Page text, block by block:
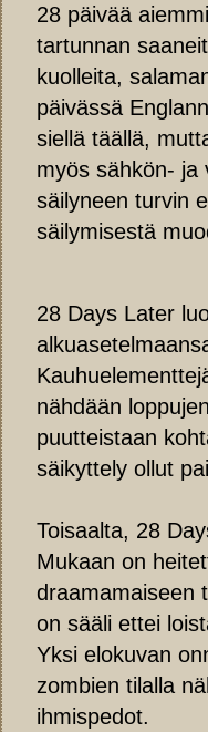
28 päivää
tartunnan
kuolleita,
päivässä
siellä täällä,
myös sähkön- ja
säilyneen turvin
säilymisestä
28 Days Later
nähdään
puutteistaan
säikyttely ollut
Toisaalta, 28
Mukaan on
draamamaiseen
on sääli ettei
Yksi elokuvan
zombien tilalla
ihmispedot.